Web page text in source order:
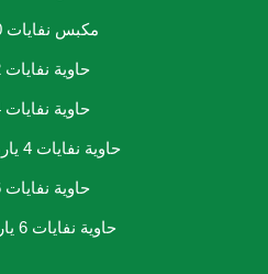
مكبس نفايات 20 ياردة
حاوية نفايات 2 ياردة
حاوية نفايات 4 ياردة
حاوية نفايات 4 ياردة مع غطاء
حاوية نفايات 6 ياردة
حاوية نفايات 6 يارد مع غطاء